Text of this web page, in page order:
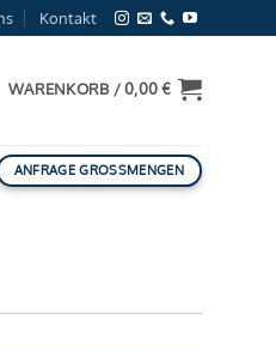
Kontakt
WARENKORB /0,00€
ANFRAGE GROSSMENGEN